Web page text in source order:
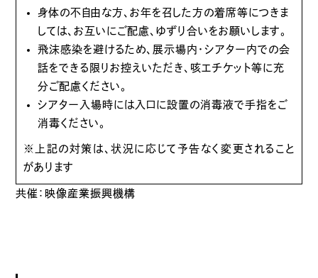
身体の不自由な方、お年を召した方の着席等につきま
しては、お互いにご配慮、ゆずり合いをお願いします。
飛沫感染を避けるため、展示場内・シアター内での会
話をできる限りお控えいただき、咳エチケット等に充
分ご配慮ください。
シアター入場時には入口に設置の消毒液で手指をご
消毒ください。
※上記の対策は、状況に応じて予告なく変更されること
があります
共催：映像産業振興機構